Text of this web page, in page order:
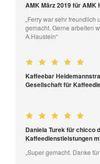
AMK März 2019 für AMK
„Ferry war sehr
gemacht. Gerne arbeiten
A.Haustein“
Kaffeebar
Gesellschaft für
Daniela Turek für chicco
Kaffeedienstleistungen
„Super gemacht. Danke